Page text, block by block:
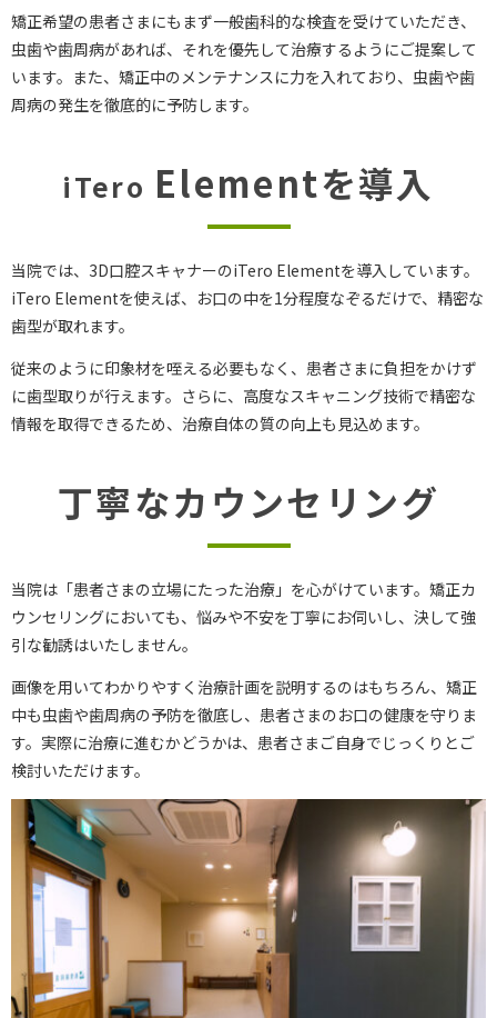
矯正希望の患者さまにもまず一般歯科的な検査を受けていただき、
虫歯や歯周病があれば、それを優先して治療するようにご提案して
います。また、矯正中のメンテナンスに力を入れており、虫歯や歯
周病の発生を徹底的に予防します。
iTero Elementを導入
当院では、3D口腔スキャナーのiTero Elementを導入しています。
iTero Elementを使えば、お口の中を1分程度なぞるだけで、精密な
歯型が取れます。
従来のように印象材を咥える必要もなく、患者さまに負担をかけず
に歯型取りが行えます。さらに、高度なスキャニング技術で精密な
情報を取得できるため、治療自体の質の向上も見込めます。
丁寧なカウンセリング
当院は「患者さまの立場にたった治療」を心がけています。矯正カ
ウンセリングにおいても、悩みや不安を丁寧にお伺いし、決して強
引な勧誘はいたしません。
画像を用いてわかりやすく治療計画を説明するのはもちろん、矯正
中も虫歯や歯周病の予防を徹底し、患者さまのお口の健康を守りま
す。実際に治療に進むかどうかは、患者さまご自身でじっくりとご
検討いただけます。